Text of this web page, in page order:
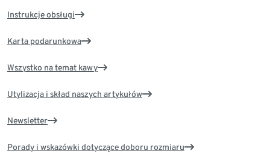
Instrukcje obsługi
Karta podarunkowa
Wszystko na temat kawy
Utylizacja i skład naszych artykułów
Newsletter
Porady i wskazówki dotyczące doboru rozmiaru